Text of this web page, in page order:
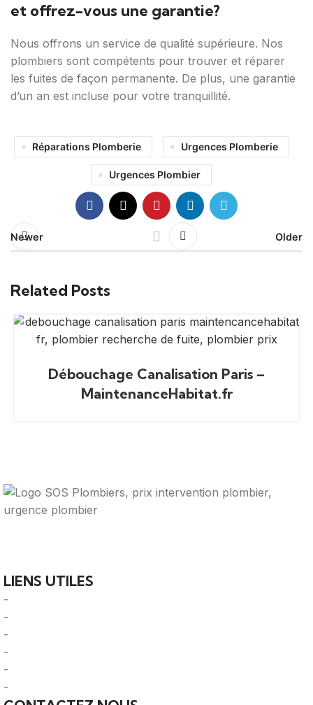
et offrez-vous une garantie?
Nous offrons un service de qualité supérieure. Nos
plombiers sont compétents pour trouver et réparer
les fuites de façon permanente. De plus, une garantie
d’un an est incluse pour votre tranquillité.
Réparations Plomberie Urgences Plomberie
Urgences Plombier
Newer Older
Related Posts
Débouchage Canalisation Paris –
MaintenanceHabitat.fr
LIENS UTILES
-
-
-
-
-
-